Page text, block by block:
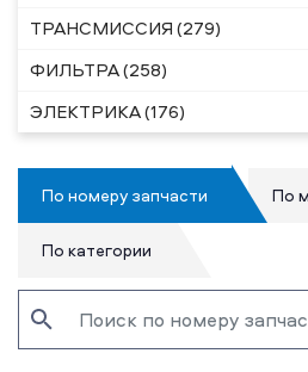
ТРАНСМИССИЯ (279)
ФИЛЬТРА (258)
ЭЛЕКТРИКА (176)
По номеру запчасти По
По категории